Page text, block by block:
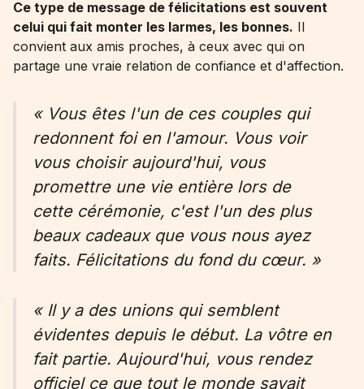
Ce type de message de félicitations est souvent
celui qui fait monter les larmes, les bonnes. Il
convient aux amis proches, à ceux avec qui on
partage une vraie relation de confiance et d'affection.
« Vous êtes l'un de ces couples qui
redonnent foi en l'amour. Vous voir
vous choisir aujourd'hui, vous
promettre une vie entière lors de
cette cérémonie, c'est l'un des plus
beaux cadeaux que vous nous ayez
faits. Félicitations du fond du cœur. »
« Il y a des unions qui semblent
évidentes depuis le début. La vôtre en
fait partie. Aujourd'hui, vous rendez
officiel ce que tout le monde savait